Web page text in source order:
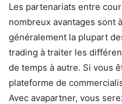
Les partenariats entre
nombreux avantages sont
généralement la plupart
trading à traiter les
de temps à autre. Si vous
plateforme de
Avec avapartner, vous